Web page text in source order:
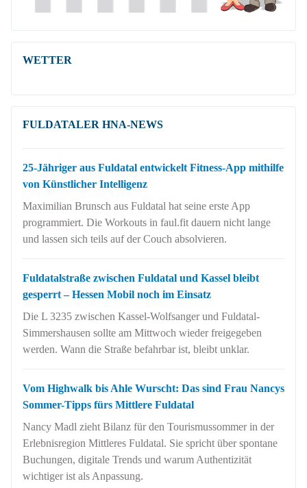
WETTER
FULDATALER HNA-NEWS
25-Jähriger aus Fuldatal entwickelt Fitness-App mithilfe
von Künstlicher Intelligenz
Maximilian Brunsch aus Fuldatal hat seine erste App
programmiert. Die Workouts in faul.fit dauern nicht lange
und lassen sich teils auf der Couch absolvieren.
Fuldatalstraße zwischen Fuldatal und Kassel bleibt
gesperrt – Hessen Mobil noch im Einsatz
Die L 3235 zwischen Kassel-Wolfsanger und Fuldatal-
Simmershausen sollte am Mittwoch wieder freigegeben
werden. Wann die Straße befahrbar ist, bleibt unklar.
Vom Highwalk bis Ahle Wurscht: Das sind Frau Nancys
Sommer-Tipps fürs Mittlere Fuldatal
Nancy Madl zieht Bilanz für den Tourismussommer in der
Erlebnisregion Mittleres Fuldatal. Sie spricht über spontane
Buchungen, digitale Trends und warum Authentizität
wichtiger ist als Anpassung.